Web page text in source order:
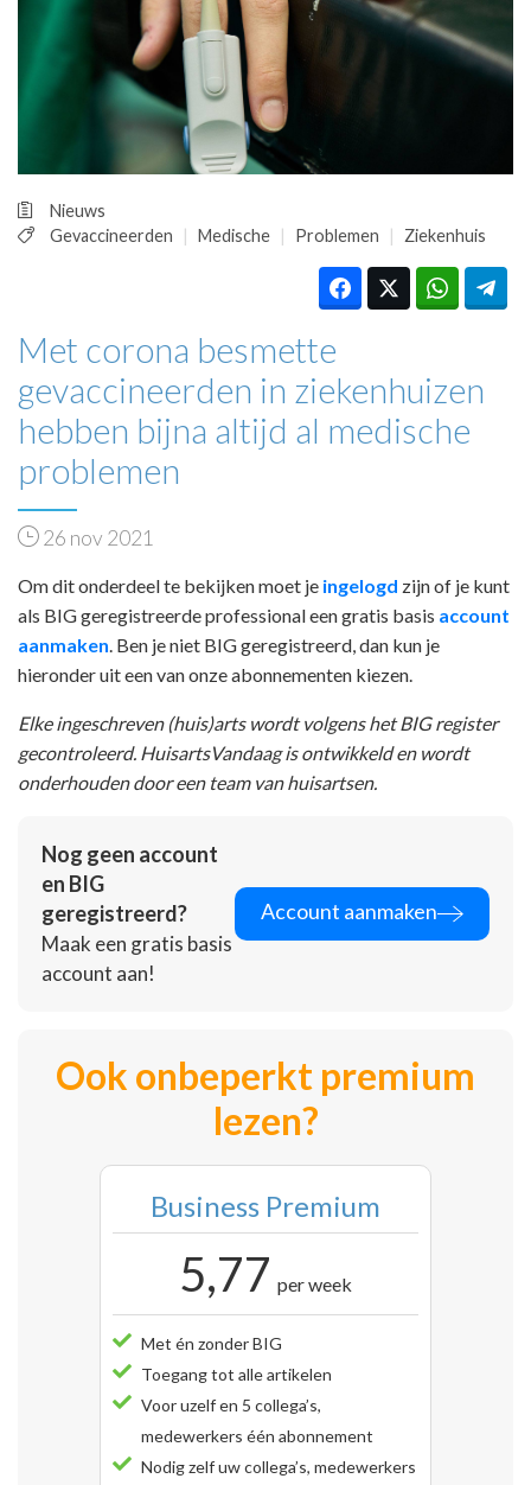
PRAKTIJKZAKEN
TARIEVEN
VPHUISARTSEN
MEDISCHE VAKHANDEL
INLOGGEN
Nieuws
Gevaccineerden
Medische Problemen Ziekenhuis
Met corona besmette
gevaccineerden in ziekenhuizen
hebben bijna altijd al medische
problemen
26 nov 2021
Om dit onderdeel te bekijken moet je ingelogd zijn of je kunt
als BIG geregistreerde professional een gratis basis account
aanmaken . Ben je niet BIG geregistreerd, dan kun je
hieronder uit een van onze abonnementen kiezen.
Elke ingeschreven (huis)arts wordt volgens het BIG register
gecontroleerd. HuisartsVandaag is ontwikkeld en wordt
onderhouden door een team van huisartsen.
Nog geen account
en BIG
geregistreerd?
Maak een gratis basis
account aan!
Account aanmaken
Ook onbeperkt premium
lezen?
Business Premium
5,77 per week
Met én zonder BIG
Toegang tot alle artikelen
Voor uzelf en 5 collega’s,
medewerkers één abonnement
Nodig zelf uw collega’s, medewerkers